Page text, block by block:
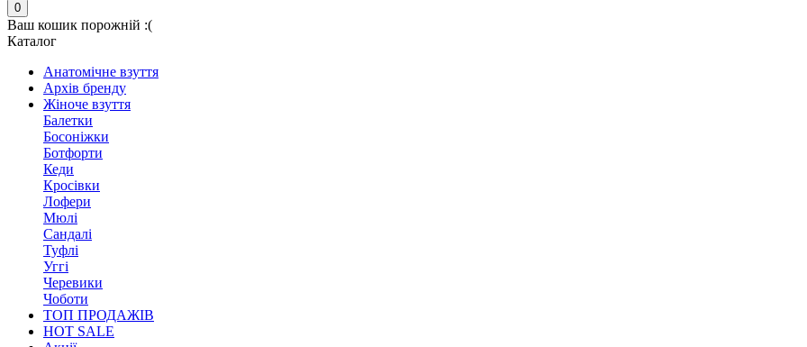
0
Ваш кошик порожній :(
Каталог
Анатомічне взуття
Архів бренду
Жіноче взуття
Балетки
Босоніжки
Ботфорти
Кеди
Кросівки
Лофери
Мюлі
Сандалі
Туфлі
Уггі
Черевики
Чоботи
ТОП ПРОДАЖІВ
HOT SALE